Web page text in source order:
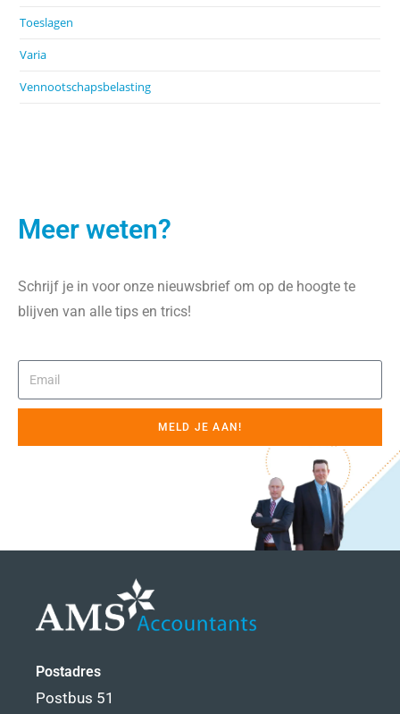
Toeslagen
Varia
Vennootschapsbelasting
Meer weten?
Schrijf je in voor onze nieuwsbrief om op de hoogte te
blijven van alle tips en trics!
MELD JE AAN!
Postadres
Postbus 51